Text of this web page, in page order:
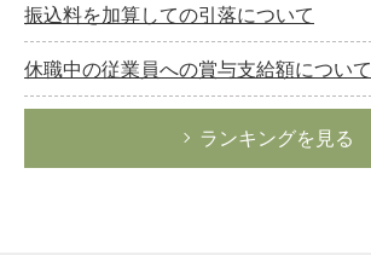
振込料を加算しての引落について
休職中の従業員への賞与支給額について
ランキングを見る